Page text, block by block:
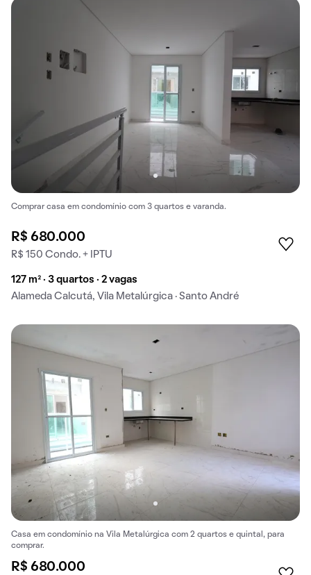
Comprar casa em condomínio com 3 quartos e varanda.
R$ 680.000
R$ 150 Condo. + IPTU
127 m² · 3 quartos · 2 vagas
Alameda Calcutá, Vila Metalúrgica · Santo André
Casa em condomínio na Vila Metalúrgica com 2 quartos e quintal, para
comprar.
R$ 680.000